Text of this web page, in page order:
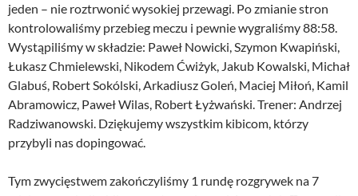
jeden – nie roztrwonić wysokiej przewagi. Po zmianie stron
kontrolowaliśmy przebieg meczu i pewnie wygraliśmy 88:58.
Wystąpiliśmy w składzie: Paweł Nowicki, Szymon Kwapiński,
Łukasz Chmielewski, Nikodem Ćwiżyk, Jakub Kowalski, Michał
Glabuś, Robert Sokólski, Arkadiusz Goleń, Maciej Miłoń, Kamil
Abramowicz, Paweł Wilas, Robert Łyżwański. Trener: Andrzej
Radziwanowski. Dziękujemy wszystkim kibicom, którzy
przybyli nas dopingować.
Tym zwycięstwem zakończyliśmy 1 rundę rozgrywek na 7